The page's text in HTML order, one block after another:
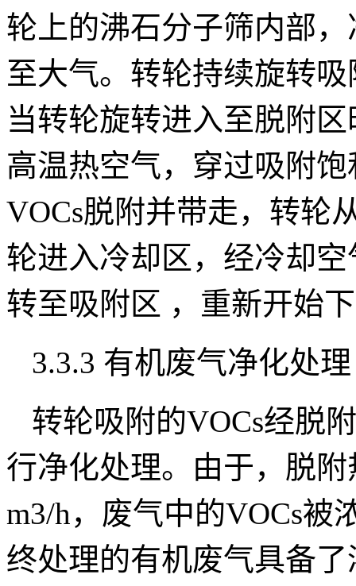
轮上的沸石分子筛内部
至大气。转轮持续旋转
当转轮旋转进入至脱附
高温热空气，穿过吸附
VOCs脱附并带走，转轮
轮进入冷却区，经冷却
转至吸附区 ，重新开始
3.3.3 有机废气净化处
转轮吸附的VOCs经脱
行净化处理。由于，脱
m3/h，废气中的VOCs被
终处理的有机废气具备